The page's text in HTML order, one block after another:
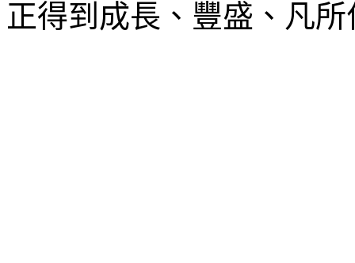
正得到成長、豐盛、凡